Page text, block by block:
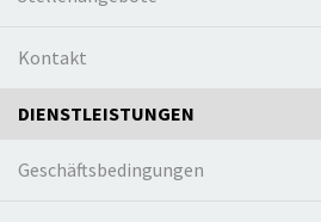
Kontakt
DIENSTLEISTUNGEN
Geschäftsbedingungen